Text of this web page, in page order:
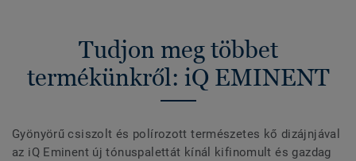
Tudjon meg többet
termékünkről: iQ EMINENT
Gyönyörű csiszolt és polírozott természetes kő dizájnjával
az iQ Eminent új tónuspalettát kínál kifinomult és gazdag